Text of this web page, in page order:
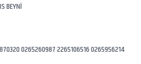
BEYNİ
0265260987 2265106516 0265956214